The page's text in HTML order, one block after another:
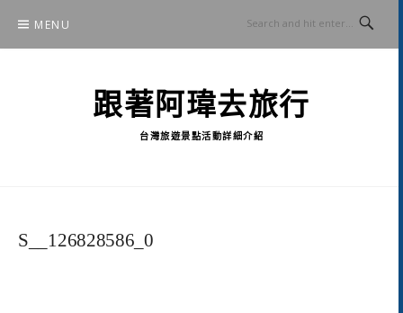
content
MENU
跟著阿瑋去旅行
台灣旅遊景點活動詳細介紹
S__126828586_0